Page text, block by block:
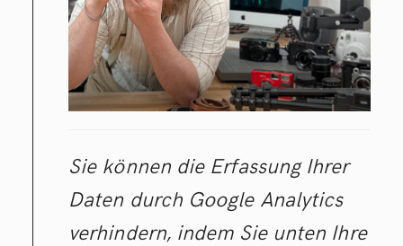
Sie können die Erfassung Ihrer
Daten durch Google Analytics
verhindern, indem Sie unten Ihre